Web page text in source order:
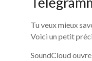
Tu veux mieux
Voici un petit
SoundCloud